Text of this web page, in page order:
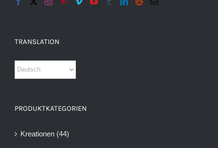
TRANSLATION
PRODUKTKATEGORIEN
Kreationen (44)